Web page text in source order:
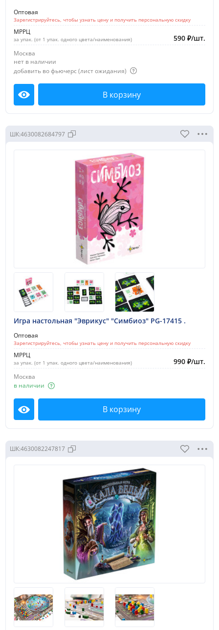
Оптовая
Зарегистрируйтесь, чтобы узнать цену и получить персональную скидку
МРРЦ
за упак. (от 1 упак. одного цвета/наименования) 590 ₽/шт.
Москва
нет в наличии
добавить во фьючерс (лист ожидания)
Посмотреть В корзину
ШК:4630082684797
Игра настольная "Эврикус" "Симбиоз" PG-17415 .
Оптовая
Зарегистрируйтесь, чтобы узнать цену и получить персональную скидку
МРРЦ
за упак. (от 1 упак. одного цвета/наименования) 990 ₽/шт.
Москва
в наличии
Посмотреть В корзину
ШК:4630082247817